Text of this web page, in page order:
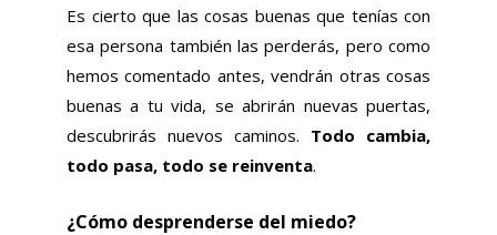
Es cierto que las cosas buenas que tenías con
esa persona también las perderás, pero como
hemos comentado antes, vendrán otras cosas
buenas a tu vida, se abrirán nuevas puertas,
descubrirás nuevos caminos. Todo cambia,
todo pasa, todo se reinventa.
¿Cómo desprenderse del miedo?